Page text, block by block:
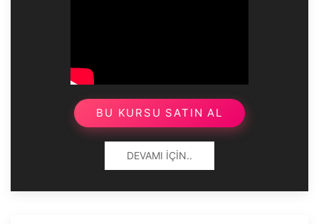
BU KURSU SATIN AL
DEVAMI İÇIN..